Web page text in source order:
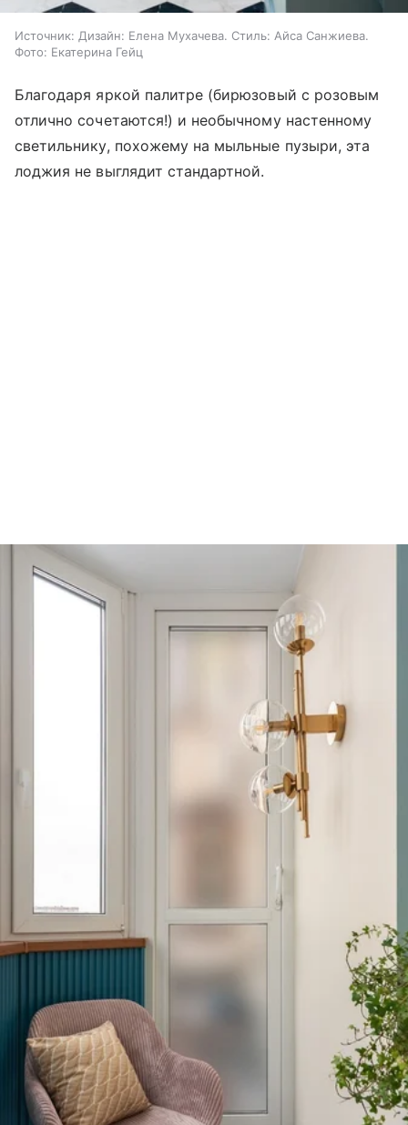
Источник: Дизайн: Елена Мухачева. Стиль: Айса Санжиева.
Фото: Екатерина Гейц
Благодаря яркой палитре (бирюзовый с розовым
отлично сочетаются!) и необычному настенному
светильнику, похожему на мыльные пузыри, эта
лоджия не выглядит стандартной.